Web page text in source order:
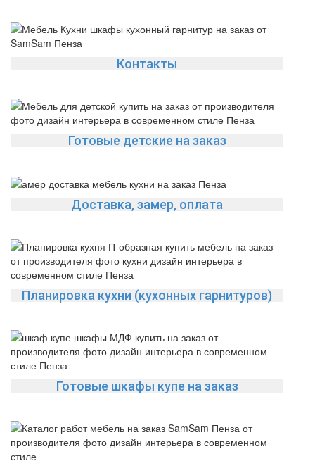
Контакты
Готовые детские на заказ
Доставка, замер, оплата
Планировка кухни (кухонных гарнитуров)
Готовые шкафы купе на заказ